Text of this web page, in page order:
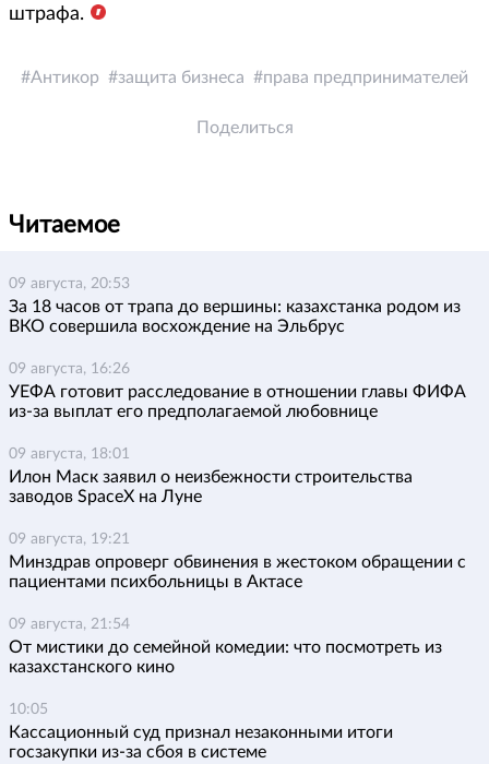
штрафа.
Антикор защита бизнеса права предпринимателей
Поделиться
Читаемое
09 августа, 20:53
За 18 часов от трапа до вершины: казахстанка родом из
ВКО совершила восхождение на Эльбрус
09 августа, 16:26
УЕФА готовит расследование в отношении главы ФИФА
из-за выплат его предполагаемой любовнице
09 августа, 18:01
Илон Маск заявил о неизбежности строительства
заводов SpaceX на Луне
09 августа, 19:21
Минздрав опроверг обвинения в жестоком обращении с
пациентами психбольницы в Актасе
09 августа, 21:54
От мистики до семейной комедии: что посмотреть из
казахстанского кино
10:05
Кассационный суд признал незаконными итоги
госзакупки из-за сбоя в системе